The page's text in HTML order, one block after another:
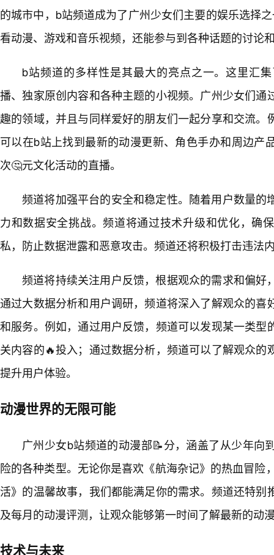
的城市中，b站频道成为了广州少女们主要的娱乐选择
看动漫、游戏和音乐视频，还能参与到各种话题的讨论
b站频道的多样性是其最大的亮点之一。这里汇
播、独家原创内容和各种主题的小视频。广州少女们通
趣的领域，并且与同样爱好的朋友们一起分享和交流。
可以在b站上找到最新的动漫更新、角色手办和周边产
次🤔元文化活动的直播。
频道将加强平台的安全和稳定性。随着用户数量的
力和数据安全挑战。频道将通过技术升级和优化，确
私，防止数据泄露和恶意攻击。频道还将积极打击违法
频道将持续关注用户反馈，根据观众的需求和偏好
通过大数据分析和用户调研，频道将深入了解观众的喜
和服务。例如，通过用户反馈，频道可以发现某一类型
关内容的🔥投入；通过数据分析，频道可以了解观众的
提升用户体验。
动漫世界的无限可能
广州少女b站频道的动漫部📝分，涵盖了从少年向
险的各种类型。无论你是喜欢《航海杂记》的热血冒险
活》的温馨故事，我们都能满足你的需求。频道还特别
及每月的动漫评测，让观众能够第一时间了解最新的动
技术与未来